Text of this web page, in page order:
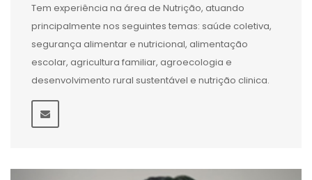
Tem experiência na área de Nutrição, atuando
principalmente nos seguintes temas: saúde coletiva,
segurança alimentar e nutricional, alimentação
escolar, agricultura familiar, agroecologia e
desenvolvimento rural sustentável e nutrição clinica.